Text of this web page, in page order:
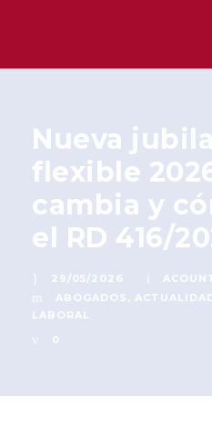
Nueva
flexible
cambia y
el RD 416/
29/05/2026
ABOGADOS ,
LABORAL
0